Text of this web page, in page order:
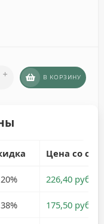
+ В КОРЗИНУ
Цена со
20% 226,40 руб.
38% 175,50 руб.